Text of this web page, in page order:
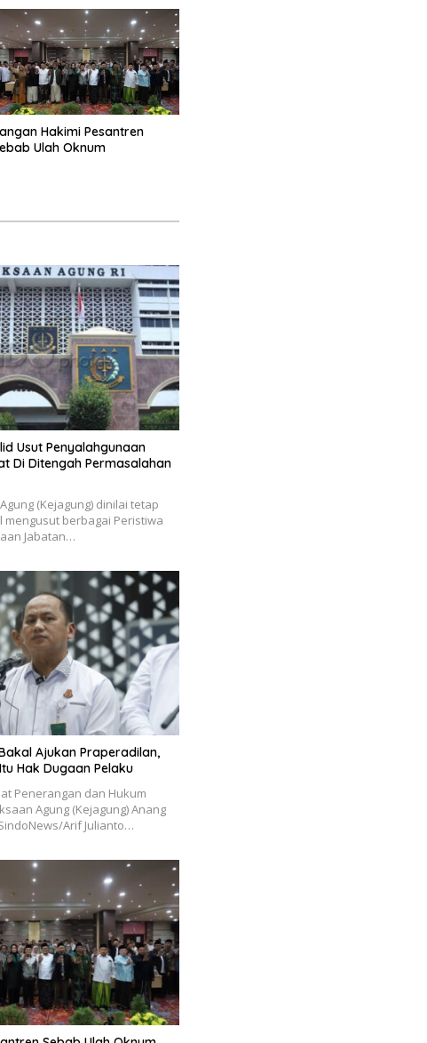
Hakimi Pesantren
Ulah Oknum
Usut Penyalahgunaan
Di Ditengah Permasalahan
(Kejagung) dinilai tetap
berbagai Peristiwa
Jabatan…
Ajukan Praperadilan,
Hak Dugaan Pelaku
Penerangan dan Hukum
Agung (Kejagung) Anang
Arif Julianto…